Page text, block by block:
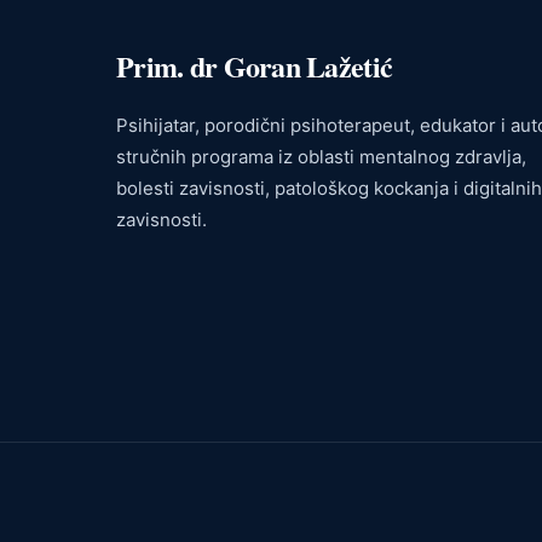
Prim. dr Goran Lažetić
Psihijatar, porodični psihoterapeut, edukator i
stručnih programa iz oblasti mentalnog zdravlja,
bolesti zavisnosti, patološkog kockanja i digitalnih
zavisnosti.